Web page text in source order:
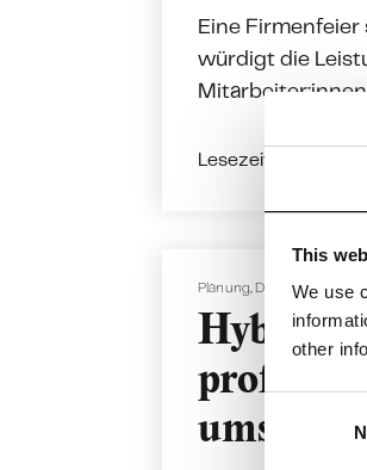
This
We use
other
o
Eine
würdigt die
Mitarbeiter:innen
Lesezeit: 5 Min.
Planung, Dienstreise
Hybrid-
umsetzen